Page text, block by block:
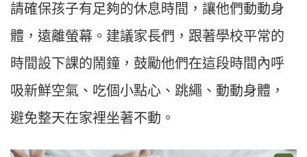
請確保孩子有足夠的休息時間，讓他們動動身
體，遠離螢幕。建議家長們，跟著學校平常的
時間設下課的鬧鐘，鼓勵他們在這段時間內呼
吸新鮮空氣、吃個小點心、跳繩、動動身體，
避免整天在家裡坐著不動。​